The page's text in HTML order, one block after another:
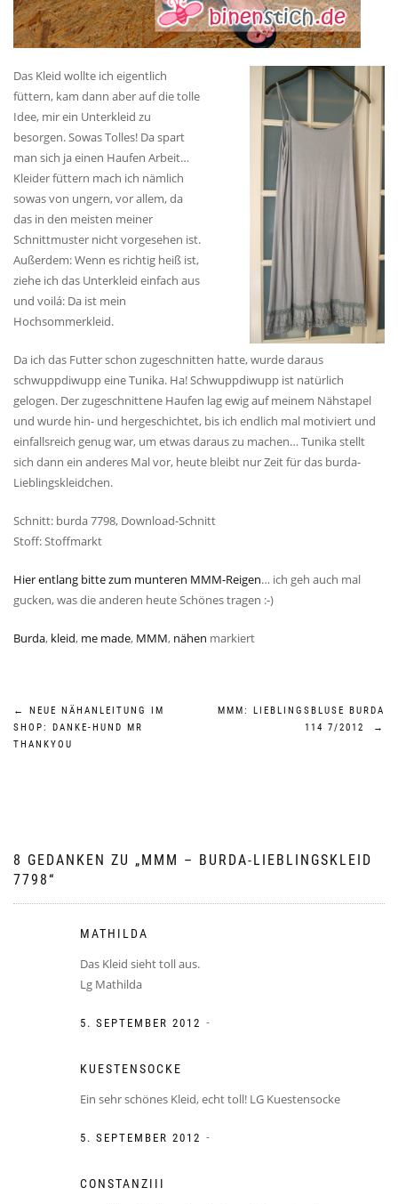
Das Kleid wollte ich eigentlich
füttern, kam dann aber auf die tolle
Idee, mir ein Unterkleid zu
besorgen. Sowas Tolles! Da spart
man sich ja einen Haufen Arbeit…
Kleider füttern mach ich nämlich
sowas von ungern, vor allem, da
das in den meisten meiner
Schnittmuster nicht vorgesehen ist.
Außerdem: Wenn es richtig heiß ist,
ziehe ich das Unterkleid einfach aus
und voilá: Da ist mein
Hochsommerkleid.
Da ich das Futter schon zugeschnitten hatte, wurde daraus
schwuppdiwupp eine Tunika. Ha! Schwuppdiwupp ist natürlich
gelogen. Der zugeschnittene Haufen lag ewig auf meinem Nähstapel
und wurde hin- und hergeschichtet, bis ich endlich mal motiviert und
einfallsreich genug war, um etwas daraus zu machen… Tunika stellt
sich dann ein anderes Mal vor, heute bleibt nur Zeit für das burda-
Lieblingskleidchen.
Schnitt: burda 7798, Download-Schnitt
Stoff: Stoffmarkt
Hier entlang bitte zum munteren MMM-Reigen… ich geh auch mal
gucken, was die anderen heute Schönes tragen :-)
Burda, kleid, me made, MMM, nähen markiert
Beitragsnavigation
←
NEUE NÄHANLEITUNG IM
SHOP: DANKE-HUND MR
THANKYOU
MMM: LIEBLINGSBLUSE BURDA
114 7/2012
→
8 GEDANKEN ZU „MMM – BURDA-LIEBLINGSKLEID
7798“
MATHILDA
Das Kleid sieht toll aus.
Lg Mathilda
5. SEPTEMBER 2012 -
KUESTENSOCKE
Ein sehr schönes Kleid, echt toll! LG Kuestensocke
5. SEPTEMBER 2012 -
CONSTANZIII